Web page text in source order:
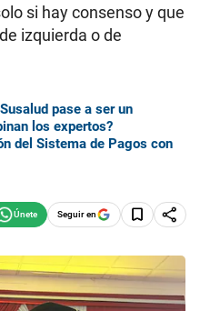
si hay consenso y que
izquierda o de
pase a ser un
los expertos?
del Sistema de Pagos con
Seguir en